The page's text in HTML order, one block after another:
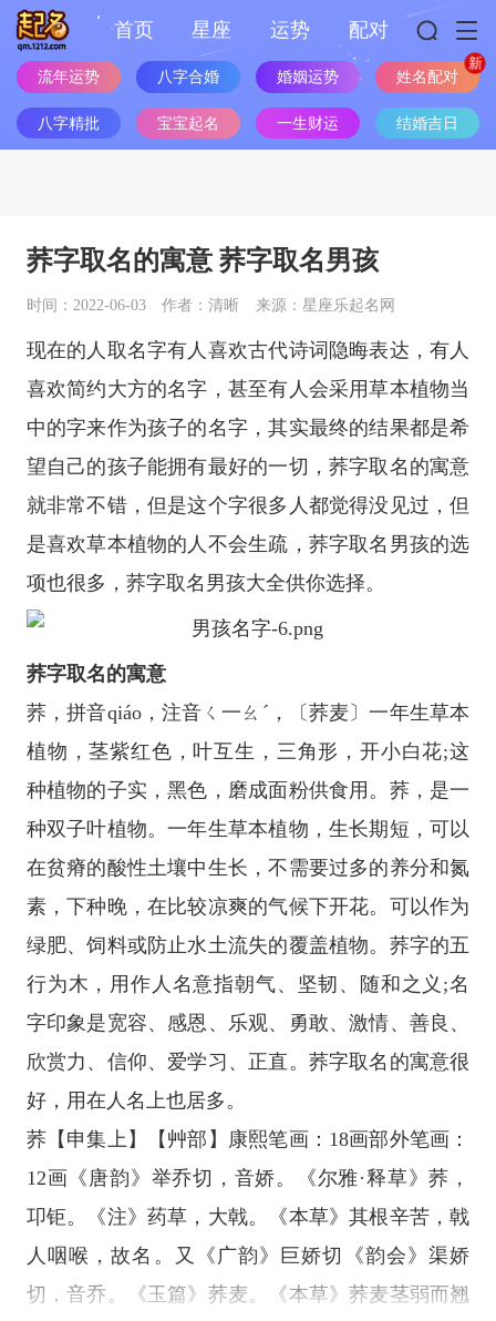
首页 星座 运势 配对
流年运势 八字合婚 婚姻运势 姓名配对
八字精批 宝宝起名 一生财运 结婚吉日
荞字取名的寓意 荞字取名男孩
时间：2022-06-03 作者：清晰 来源：星座乐起名网
现在的人取名字有人喜欢古代诗词隐晦表达，有人
喜欢简约大方的名字，甚至有人会采用草本植物当
中的字来作为孩子的名字，其实最终的结果都是希
望自己的孩子能拥有最好的一切，荞字取名的寓意
就非常不错，但是这个字很多人都觉得没见过，但
是喜欢草本植物的人不会生疏，荞字取名男孩的选
项也很多，荞字取名男孩大全供你选择。
荞字取名的寓意
荞，拼音qiáo，注音ㄑ一ㄠˊ，〔荞麦〕一年生草本
植物，茎紫红色，叶互生，三角形，开小白花;这
种植物的子实，黑色，磨成面粉供食用。荞，是一
种双子叶植物。一年生草本植物，生长期短，可以
在贫瘠的酸性土壤中生长，不需要过多的养分和氮
素，下种晚，在比较凉爽的气候下开花。可以作为
绿肥、饲料或防止水土流失的覆盖植物。荞字的五
行为木，用作人名意指朝气、坚韧、随和之义;名
字印象是宽容、感恩、乐观、勇敢、激情、善良、
欣赏力、信仰、爱学习、正直。荞字取名的寓意很
好，用在人名上也居多。
荞【申集上】【艸部】康熙笔画：18画部外笔画：
12画《唐韵》举乔切，音娇。《尔雅·释草》荞，
卭钜。《注》药草，大戟。《本草》其根辛苦，戟
人咽喉，故名。又《广韵》巨娇切《韵会》渠娇
切，音乔。《玉篇》荞麦。《本草》荞麦茎弱而翘